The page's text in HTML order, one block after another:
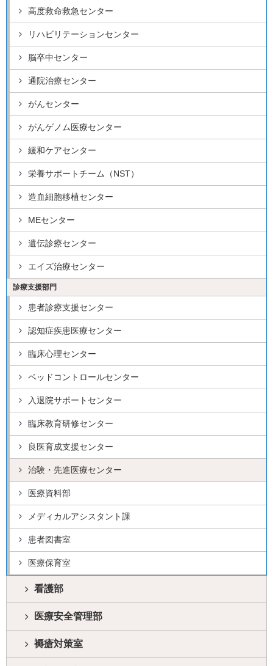
高度救命救急センター
リハビリテーションセンター
脳卒中センター
通院治療センター
がんセンター
がんゲノム医療センター
緩和ケアセンター
栄養サポートチーム（NST）
造血細胞移植センター
MEセンター
遺伝診療センター
エイズ治療センター
診療支援部門
患者診療支援センター
認知症疾患医療センター
臨床心理センター
ベッドコントロールセンター
入退院サポートセンター
臨床教育研修センター
良医育成支援センター
治験・先進医療センター
医療資料部
メディカルアシスタント課
患者図書室
医療保育室
看護部
医療安全管理部
褥瘡対策室